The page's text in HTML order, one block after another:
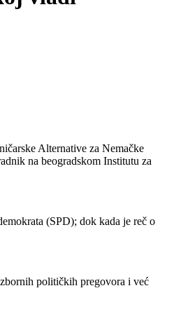
Alternative za Nemačke
na beogradskom Institutu za
(SPD); dok kada je reč o
političkih pregovora i već